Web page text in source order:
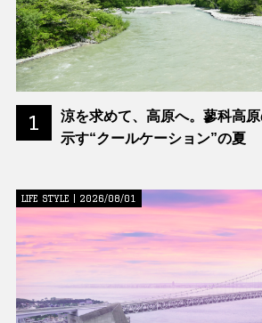
1
涼を求めて、高原へ。蓼科高
示す“クールケーション”の夏
LIFE STYLE | 2026/08/01